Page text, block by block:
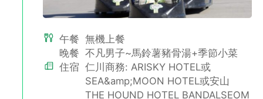
午餐 無機上餐
晚餐 不凡男子~馬鈴薯豬骨湯+季節小菜
住宿 仁川商務: ARISKY HOTEL或
SEA&amp;MOON HOTEL或安山
THE HOUND HOTEL BANDALSEOM